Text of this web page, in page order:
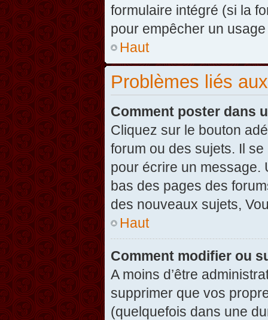
formulaire intégré (si la
pour empêcher un
Haut
Problèmes liés
Comment poster dans
Cliquez sur le bouton
forum ou des sujets. Il
pour écrire un message.
bas des pages des
des nouveaux sujets,
Haut
Comment modifier ou
A moins d’être
supprimer que vos
(quelquefois dans une